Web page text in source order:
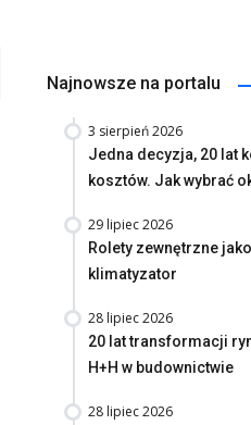
Najnowsze na portalu
3 sierpień 2026
Jedna decyzja, 20 lat
kosztów. Jak wybrać
29 lipiec 2026
Rolety zewnętrzne
klimatyzator
28 lipiec 2026
20 lat transformacji
H+H w budownictwie
28 lipiec 2026